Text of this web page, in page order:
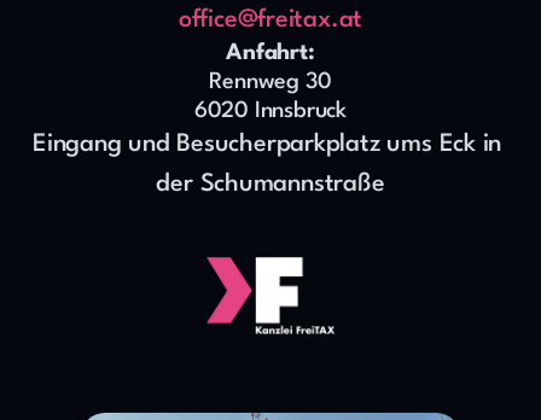
office@freitax.at
Anfahrt:
Rennweg 30
6020 Innsbruck
Eingang und Besucherparkplatz ums Eck in
der Schumannstraße